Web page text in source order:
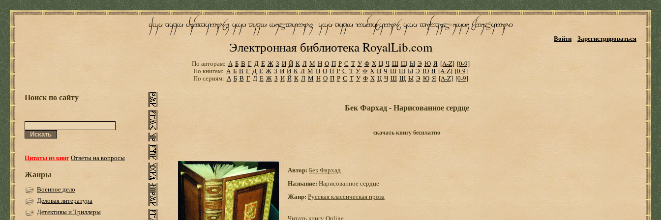
Электронная библиотека RoyalLib.com
Войти Зарегистрироваться
По авторам: А Б В Г Д Е Ж З И Й К Л М Н О П Р С Т У Ф Х Ц Ч Ш Щ Ы Э Ю Я [A-Z] [0-9]
По книгам: А Б В Г Д Е Ж З И Й К Л М Н О П Р С Т У Ф Х Ц Ч Ш Щ Ы Э Ю Я [A-Z] [0-9]
По сериям: А Б В Г Д Е Ж З И Й К Л М Н О П Р С Т У Ф Х Ц Ч Ш Щ Ы Э Ю Я [A-Z] [0-9]
Поиск по сайту
Цитаты из книгОтветы на вопросы
Жанры
Военное дело
Деловая литература
Детективы и Триллеры
Бек Фархад - Нарисованное сердце
скачать книгу бесплатно
Автор: Бек Фархад
Название: Нарисованное сердце
Жанр: Русская классическая проза
Читать книгу Online